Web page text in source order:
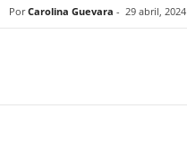
Por Carolina Guevara - 29 abril, 2024